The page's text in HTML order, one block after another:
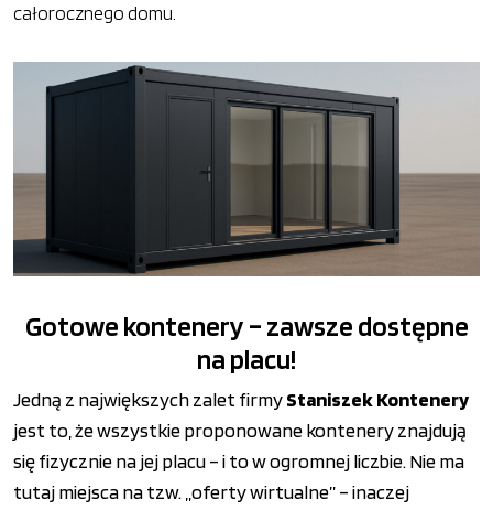
całorocznego domu.
Gotowe kontenery – zawsze dostępne
na placu!
Jedną z największych zalet firmyStaniszek Kontenery
jest to, że wszystkie proponowane kontenery znajdują
się fizycznie na jej placu – i to w ogromnej liczbie. Nie ma
tutaj miejsca na tzw. „oferty wirtualne” – inaczej